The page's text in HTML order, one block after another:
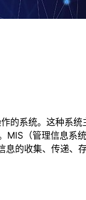
的系统。这种系统
MIS（管理信息系
的收集、传递、